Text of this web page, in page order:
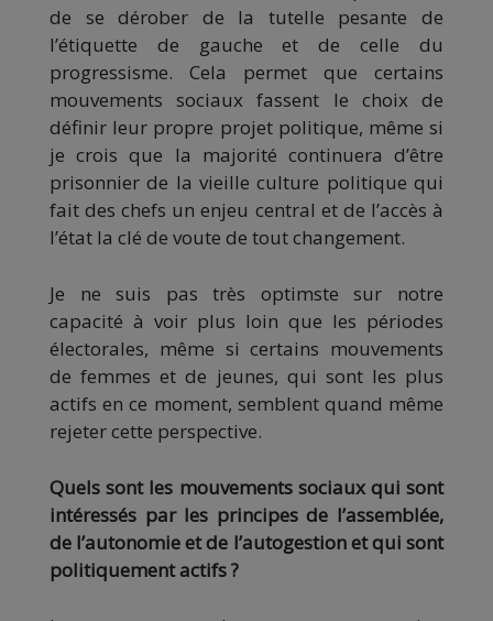
de se dérober de la tutelle pesante de
l’étiquette de gauche et de celle du
progressisme. Cela permet que certains
mouvements sociaux fassent le choix de
définir leur propre projet politique, même si
je crois que la majorité continuera d’être
prisonnier de la vieille culture politique qui
fait des chefs un enjeu central et de l’accès à
l’état la clé de voute de tout changement.
Je ne suis pas très optimste sur notre
capacité à voir plus loin que les périodes
électorales, même si certains mouvements
de femmes et de jeunes, qui sont les plus
actifs en ce moment, semblent quand même
rejeter cette perspective.
Quels sont les mouvements sociaux qui sont
intéressés par les principes de l’assemblée,
de l’autonomie et de l’autogestion et qui sont
politiquement actifs ?